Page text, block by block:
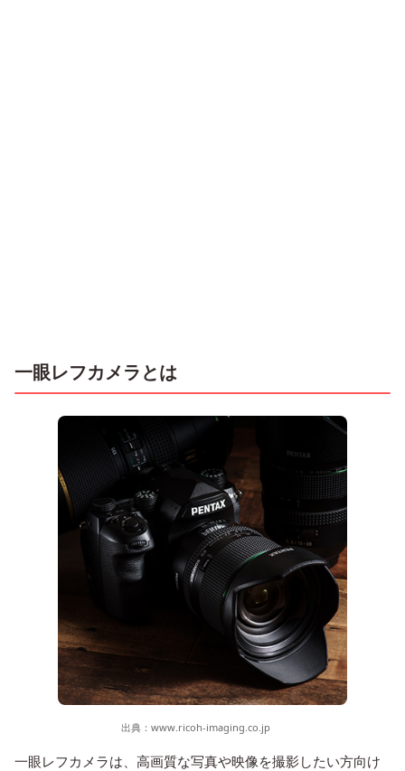
一眼レフカメラとは
出典： www.ricoh-imaging.co.jp
一眼レフカメラは、高画質な写真や映像を撮影したい方向け